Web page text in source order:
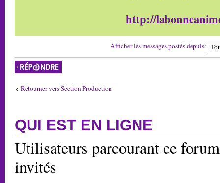
http://
Afficher les messages postés depuis:
Répondre
Retourner vers Section Production
QUI EST EN LIGNE
Utilisateurs parcourant ce
invités